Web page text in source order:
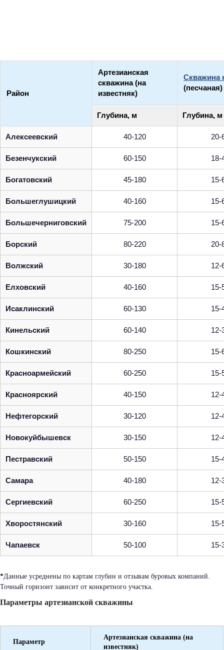
Район
Артезианская
скважина (на
известняк)
Скважина
(песчаная)
Глубина, м Глубина, м
Алексеевский 40-120 20-
Безенчукский 60-150 18-
Богатовский 45-180 15-
Большеглушицкий 40-160 15-
Большечерниговский 75-200 15-
Борский 80-220 20-
Волжский 30-180 12-
Елховский 40-160 15-
Исаклинский 60-130 15-
Кинельский 60-140 12-
Кошкинский 80-250 15-
Красноармейский 60-250 15-
Красноярский 40-150 12-
Нефтегорский 30-120 12-
Новокуйбышевск 30-150 12-
Пестравский 50-150 15-
Самара 40-180 12-
Сергиевский 60-250 15-
Хворостянский 30-160 15-
Чапаевск 50-100 15-
*Данные усреднены по картам глубин и отзывам буровых компаний.
Точный горизонт зависит от конкретного участка.
Параметры артезианской скважины
Параметр
Артезианская скважина (на
известняк)